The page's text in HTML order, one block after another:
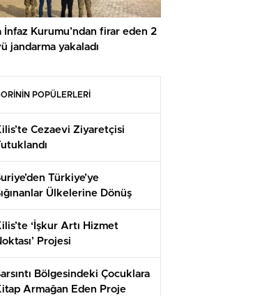
İnfaz Kurumu’ndan firar eden 2
jandarma yakaladı
POPÜLERLERİ
Cezaevi Ziyaretçisi
Türkiye’ye
Ülkelerine Dönüş
‘İşkur Artı Hizmet
Projesi
Bölgesindeki Çocuklara
Armağan Eden Proje